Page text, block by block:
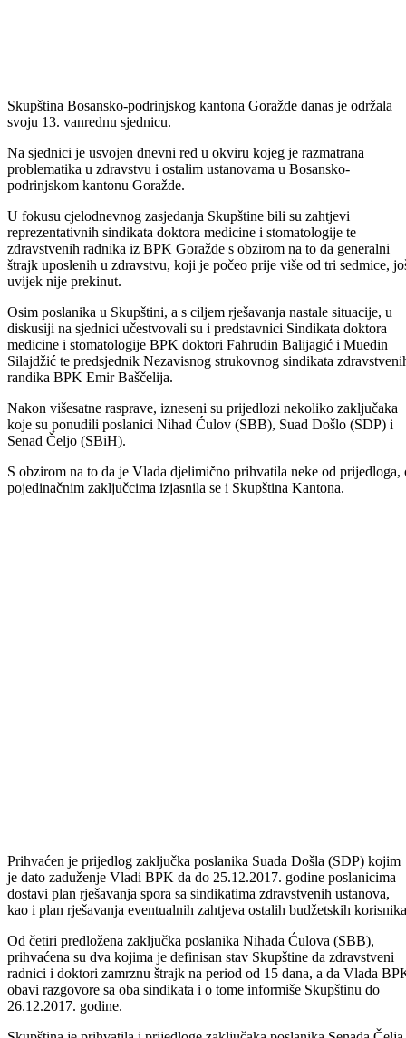
U fokusu cjelodnevnog zasjedanja Skupštine bili su zahtjevi
reprezentativnih sindikata doktora medicine i stomatologije te
zdravstvenih radnika iz BPK Goražde s obzirom na to da generalni
štrajk uposlenih u zdravstvu, koji je počeo prije više od tri sedmice,
uvijek nije prekinut.
Osim poslanika u Skupštini, a s ciljem rješavanja nastale situacije, u
diskusiji na sjednici učestvovali su i predstavnici Sindikata doktora
medicine i stomatologije BPK doktori Fahrudin Balijagić i Muedin
Silajdžić te predsjednik Nezavisnog strukovnog sindikata
randika BPK Emir Baščelija.